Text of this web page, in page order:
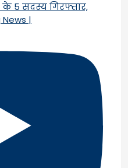
के 5 सदस्य गिरफ्तार,
|